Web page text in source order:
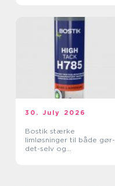
30. July 2026
Bostik stærke
limløsninger til både gør-
det-selv og